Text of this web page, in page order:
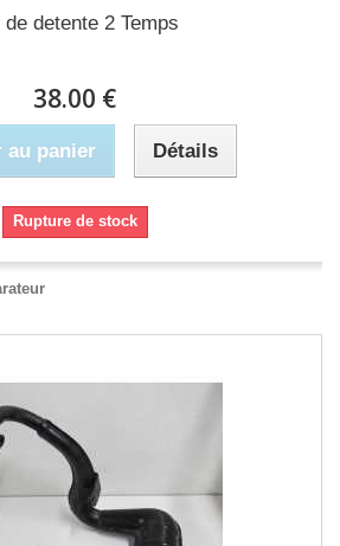
de detente 2 Temps
38.00 €
au panier Détails
Rupture de stock